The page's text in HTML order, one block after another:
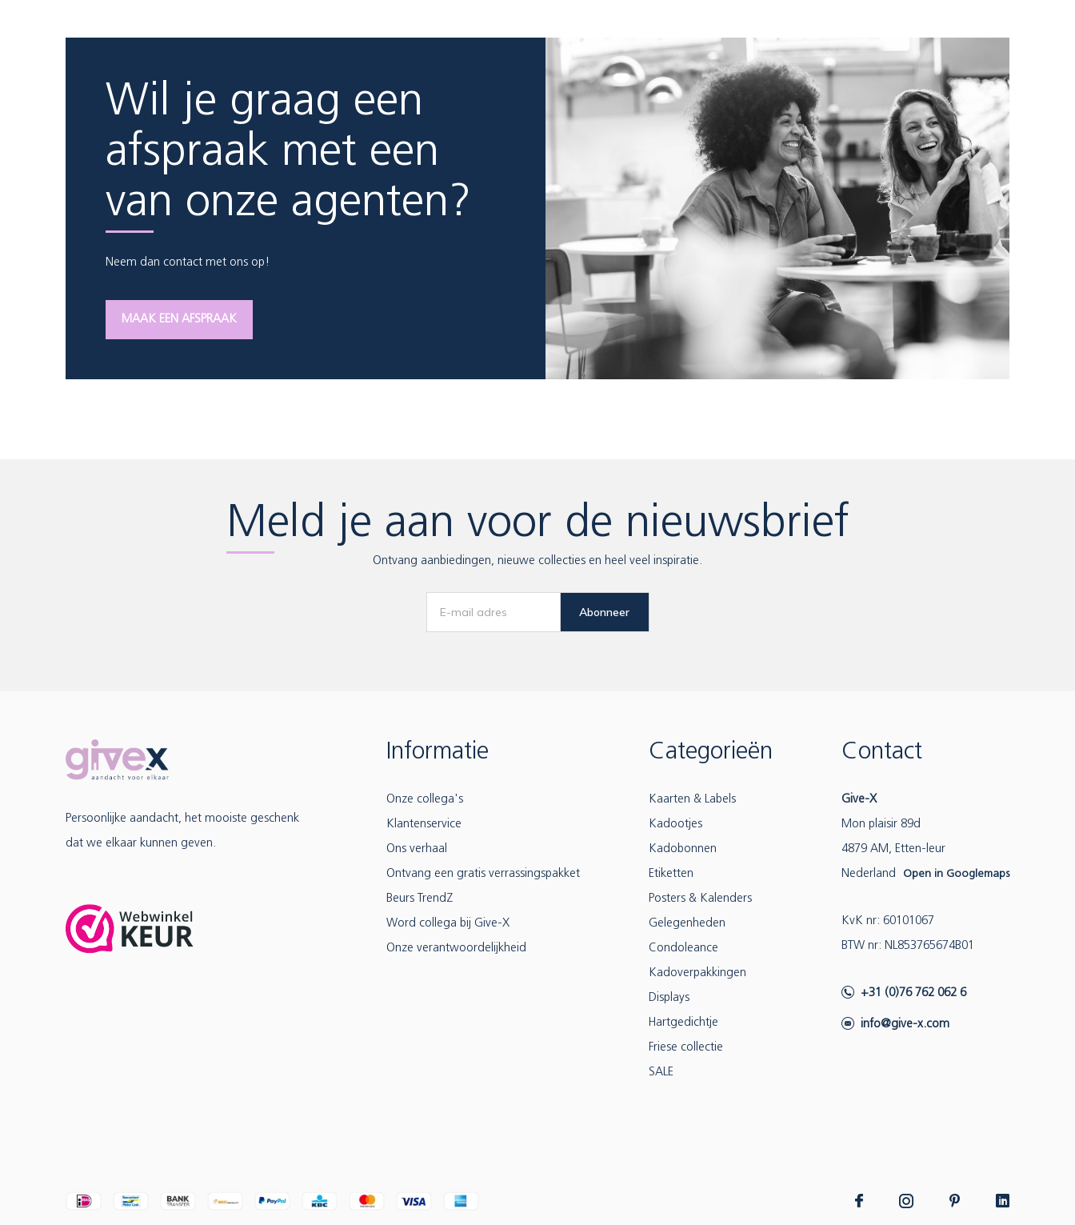
Wil je graag een
afspraak met een
van onze agenten?
Neem dan contact met ons op!
MAAK EEN AFSPRAAK
Meld je aan voor de nieuwsbrief
Ontvang aanbiedingen, nieuwe collecties en heel veel inspiratie.
Abonneer
Persoonlijke aandacht, het mooiste geschenk
dat we elkaar kunnen geven.
Informatie
Onze collega's
Klantenservice
Ons verhaal
Ontvang een gratis verrassingspakket
Beurs TrendZ
Word collega bij Give-X
Onze verantwoordelijkheid
Categorieën
Kaarten & Labels
Kadootjes
Kadobonnen
Etiketten
Posters & Kalenders
Gelegenheden
Condoleance
Kadoverpakkingen
Displays
Hartgedichtje
Friese collectie
SALE
Contact
Give-X
Mon plaisir 89d
4879 AM, Etten-leur
Nederland Open in Googlemaps
KvK nr: 60101067
BTW nr: NL853765674B01
+31 (0)76 762 062 6
info@give-x.com